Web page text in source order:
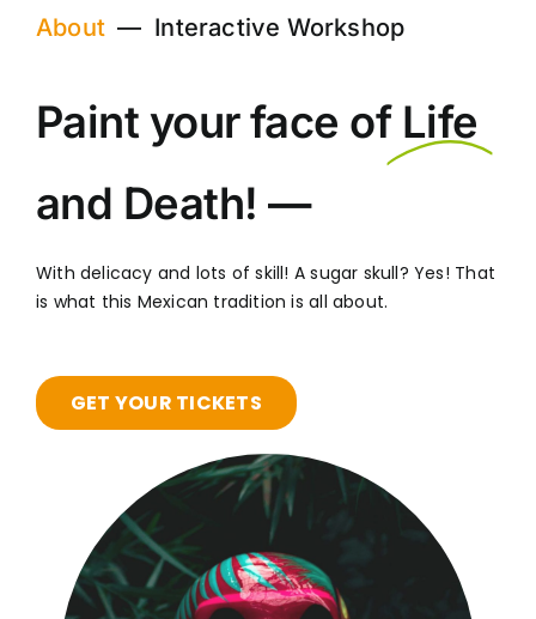
About — Interactive Workshop
Paint your face of Life
and Death! —
With delicacy and lots of skill! A sugar skull? Yes! That
is what this Mexican tradition is all about.
GET YOUR TICKETS